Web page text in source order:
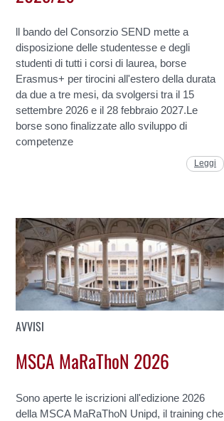
ll bando del Consorzio SEND mette a
disposizione delle studentesse e degli
studenti di tutti i corsi di laurea, borse
Erasmus+ per tirocini all'estero della durata
da due a tre mesi, da svolgersi tra il 15
settembre 2026 e il 28 febbraio 2027.Le
borse sono finalizzate allo sviluppo di
competenze
Leggi
AVVISI
MSCA MaRaThoN 2026
Sono aperte le iscrizioni all'edizione 2026
della MSCA MaRaThoN Unipd, il training che